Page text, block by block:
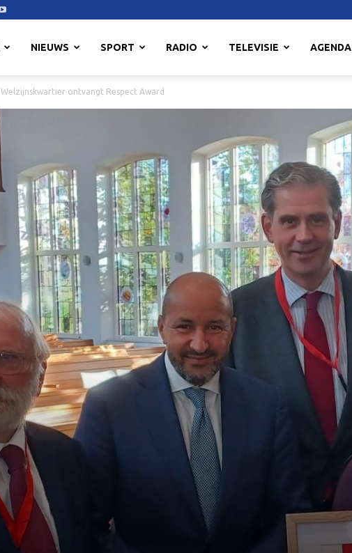
NIEUWS SPORT RADIO TELEVISIE AGENDA
Welzijnskwartier ontvangt Respect Award